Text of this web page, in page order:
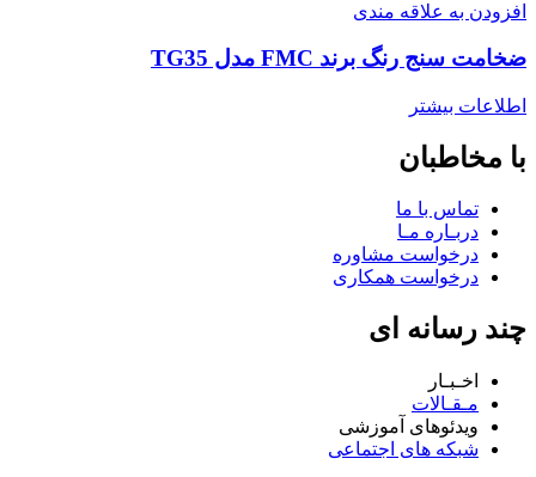
افزودن به علاقه مندی
ضخامت سنج رنگ برند FMC مدل TG35
اطلاعات بیشتر
با مخاطبان
تماس با ما
دربـاره مـا
درخواست مشاوره
درخواست همکاری
چند رسانه ای
اخـبـار
مـقـالات
ویدئوهای آموزشی
شبکه های اجتماعی